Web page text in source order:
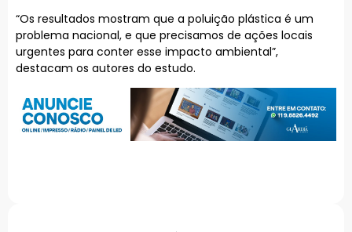
“Os resultados mostram que a poluição plástica é um
problema nacional, e que precisamos de ações locais
urgentes para conter esse impacto ambiental”,
destacam os autores do estudo.